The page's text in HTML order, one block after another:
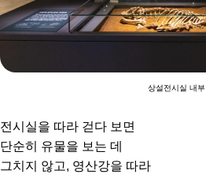
상설전시실 내부
전시실을 따라 걷다 보면
단순히 유물을 보는 데
그치지 않고, 영산강을 따라